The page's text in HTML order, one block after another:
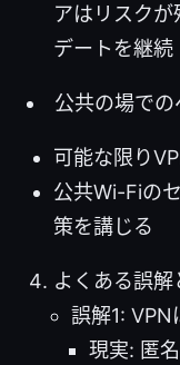
アはリスク
デートを継続
公共の場で
可能な限り
公共Wi-Fiの
策を講じる
よくある誤解
誤解1: VPN
現実: 匿